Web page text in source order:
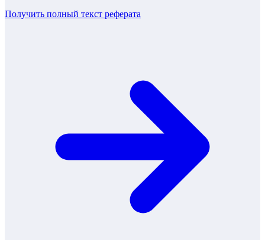
Получить полный текст реферата